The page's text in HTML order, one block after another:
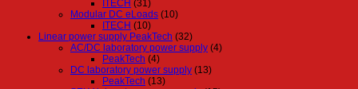
ITECH (31)
Modular DC eLoads (10)
ITECH (10)
Linear power supply PeakTech (32)
AC/DC laboratory power supply (4)
PeakTech (4)
DC laboratory power supply (13)
PeakTech (13)